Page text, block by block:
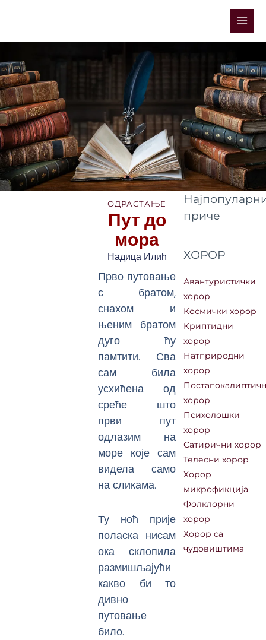
Main
ОДРАСТАЊЕ
Пут до
мора
Надица Илић
Прво путовање
с братом,
снахом и
њеним братом
дуго ћу
памтити. Сва
сам била
усхићена од
среће што
први пут
одлазим на
море које сам
видела само
на сликама.
Ту ноћ прије
поласка нисам
ока склопила
размишљајући
какво би то
дивно
путовање
било.
приче
ХОРОР
Авантуристички
хорор
Космички хорор
Криптидни
хорор
Натприродни
хорор
хорор
Психолошки
хорор
Сатирични хорор
Телесни хорор
Хорор
микрофикција
Фолклорни
хорор
Хорор са
чудовиштима